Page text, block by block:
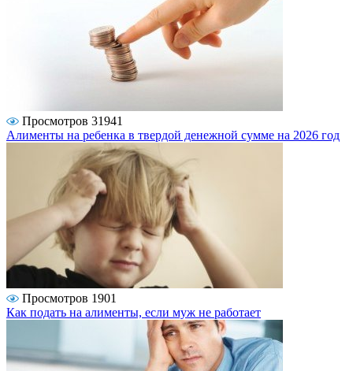
Просмотров 31941
Алименты на ребенка в твердой денежной сумме на 2026 год
Просмотров 1901
Как подать на алименты, если муж не работает